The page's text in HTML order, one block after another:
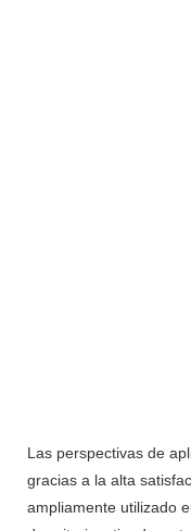
Las perspectivas de
gracias a la alta
ampliamente utilizado